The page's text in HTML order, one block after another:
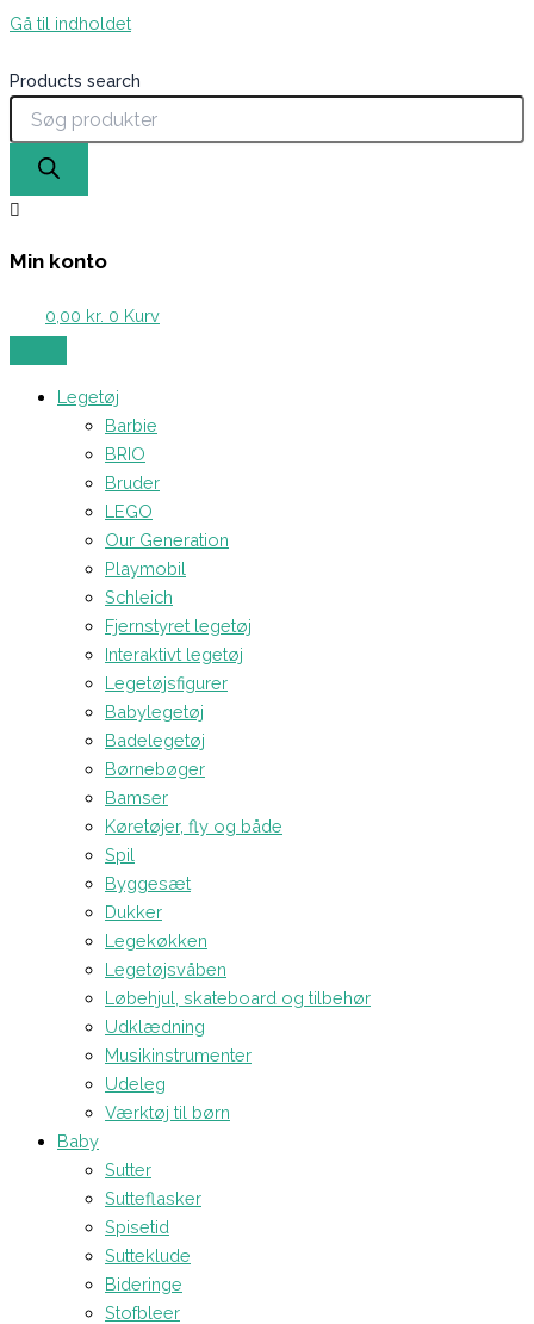
Gå til indholdet
Products search
Min konto
0,00 kr. 0 Kurv
Legetøj
Barbie
BRIO
Bruder
LEGO
Our Generation
Playmobil
Schleich
Fjernstyret legetøj
Interaktivt legetøj
Legetøjsfigurer
Babylegetøj
Badelegetøj
Børnebøger
Bamser
Køretøjer, fly og både
Spil
Byggesæt
Dukker
Legekøkken
Legetøjsvåben
Løbehjul, skateboard og tilbehør
Udklædning
Musikinstrumenter
Udeleg
Værktøj til børn
Baby
Sutter
Sutteflasker
Spisetid
Sutteklude
Bideringe
Stofbleer